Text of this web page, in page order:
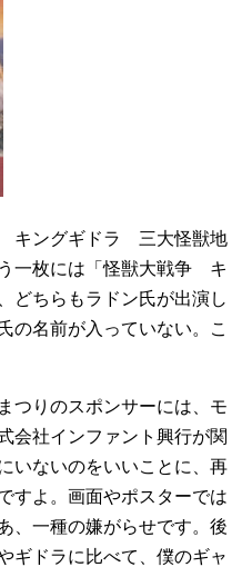
ングギドラ 三大怪獣地
一枚には「怪獣大戦争 キ
どちらもラドン氏が出演し
の名前が入っていない。こ
つりのスポンサーには、モ
会社インファント興行が関
いないのをいいことに、再
すよ。画面やポスターでは
、一種の嫌がらせです。後
ギドラに比べて、僕のギャ